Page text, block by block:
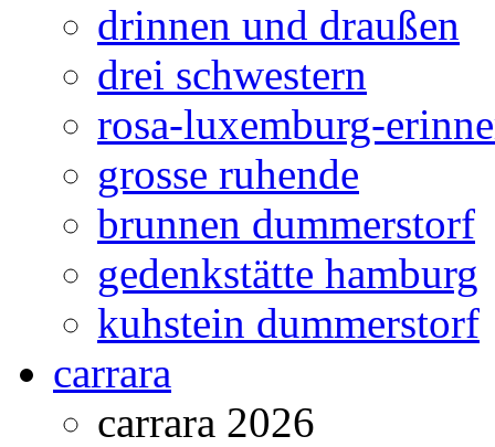
drinnen und draußen
drei schwestern
rosa-luxemburg-
grosse ruhende
brunnen dummerstorf
gedenkstätte hamburg
kuhstein dummerstorf
carrara
carrara 2026